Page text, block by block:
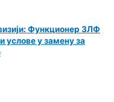
Функционер ЗЛФ
услове у замену за